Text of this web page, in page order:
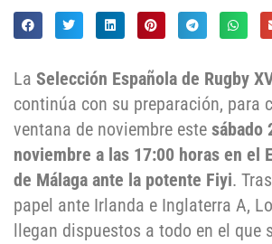
La Selección Española de Rugby
continúa con su preparación, para
ventana de noviembre este sábado
noviembre a las 17:00 horas en el
de Málaga ante la potente Fiyi.
papel ante Irlanda e Inglaterra A,
llegan dispuestos a todo en el que